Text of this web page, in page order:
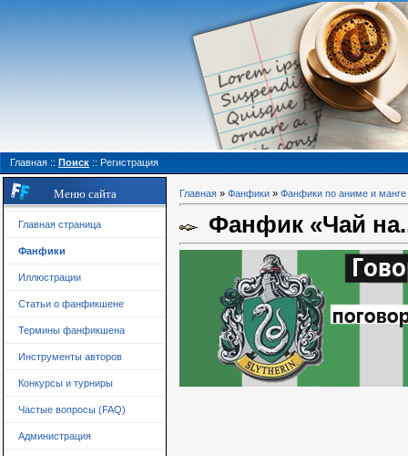
Главная :: Поиск :: Регистрация
Меню сайта
Главная страница
Фанфики
Иллюстрации
Статьи о фанфикшене
Термины фанфикшена
Инструменты авторов
Конкурсы и турниры
Частые вопросы (FAQ)
Администрация
Главная » Фанфики » Фанфики по аниме и манге
Фанфик «Чай